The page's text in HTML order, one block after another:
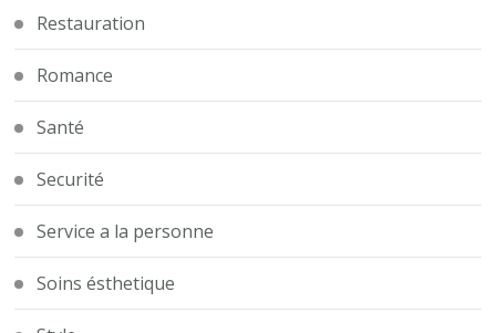
Restauration
Romance
Santé
Securité
Service a la personne
Soins ésthetique